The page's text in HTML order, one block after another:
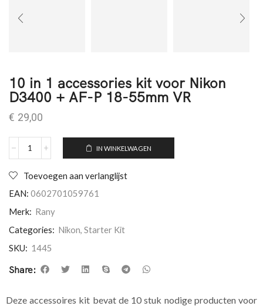
10 in 1 accessories kit voor Nikon
D3400 + AF-P 18-55mm VR
€ 29,00
IN WINKELWAGEN
Toevoegen aan verlanglijst
EAN: 0602701059761
Merk: Rany
Categories: Nikon, Starter Kit
SKU: 1445
Share:
Deze accessoires kit bevat de 10 stuk nodige producten voor